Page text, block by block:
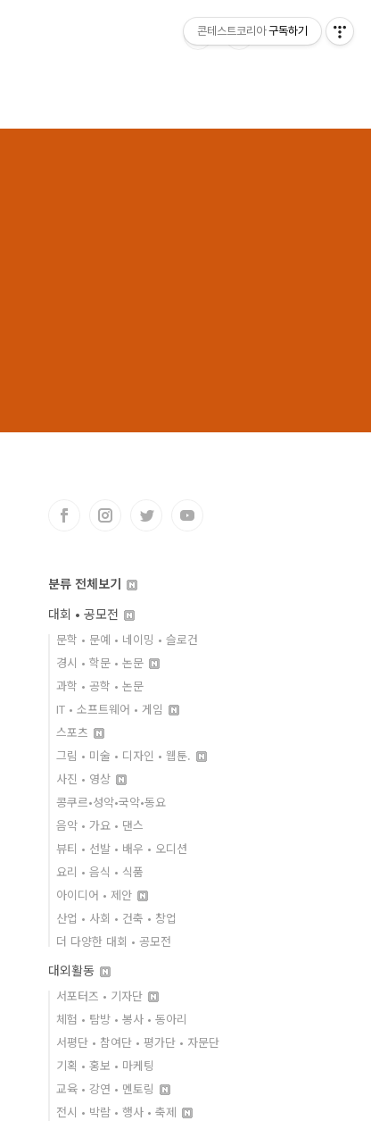
분류 전체보기
대회 • 공모전
문학 • 문예 • 네이밍 • 슬로건
경시 • 학문 • 논문
과학 • 공학 • 논문
IT • 소프트웨어 • 게임
스포츠
그림 • 미술 • 디자인 • 웹툰.
사진 • 영상
콩쿠르•성악•국악•동요
음악 • 가요 • 댄스
뷰티 • 선발 • 배우 • 오디션
요리 • 음식 • 식품
아이디어 • 제안
산업 • 사회 • 건축 • 창업
더 다양한 대회 • 공모전
대외활동
서포터즈 • 기자단
체험 • 탐방 • 봉사 • 동아리
서평단 • 참여단 • 평가단 • 자문단
기획 • 홍보 • 마케팅
교육 • 강연 • 멘토링
전시 • 박람 • 행사 • 축제
콘테스트코리아 구독하기